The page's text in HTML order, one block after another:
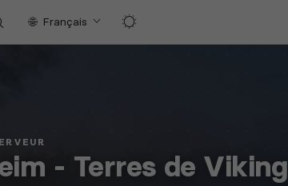
Français
- Terres de Viking